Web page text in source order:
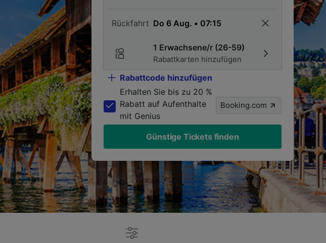
Rückfahrt
1 Erwachsene/r (26-59)
Rabattkarten hinzufügen
Rabattcode hinzufügen
Erhalten Sie bis zu 20 %
Rabatt auf Aufenthalte
mit Genius
Booking.com
Günstige Tickets finden